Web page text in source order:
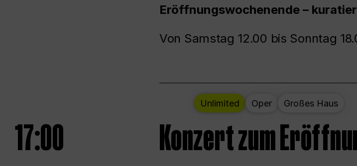
Eröffnungswochenende –
Von Samstag 12.00 bis Sonntag
Unlimited Oper Großes Haus
17:00 Konzert zum